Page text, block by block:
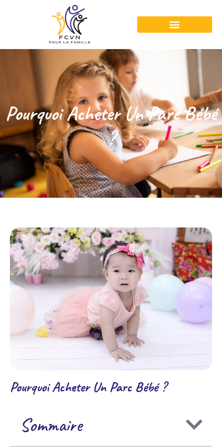
Pourquoi Acheter Un Parc Bébé
?
Pourquoi Acheter Un Parc Bébé ?
Sommaire